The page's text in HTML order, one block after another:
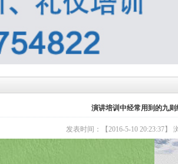
演讲培训中经常用到的九则
发表时间：【2016-5-10 20:23:37】